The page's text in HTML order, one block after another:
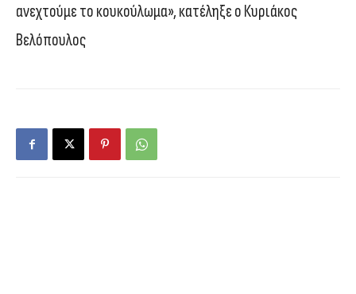
ανεχτούμε το κουκούλωμα», κατέληξε ο Κυριάκος
Βελόπουλος